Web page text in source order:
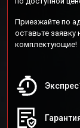
Приезжайте по
оставьте заявку
комплектующие!